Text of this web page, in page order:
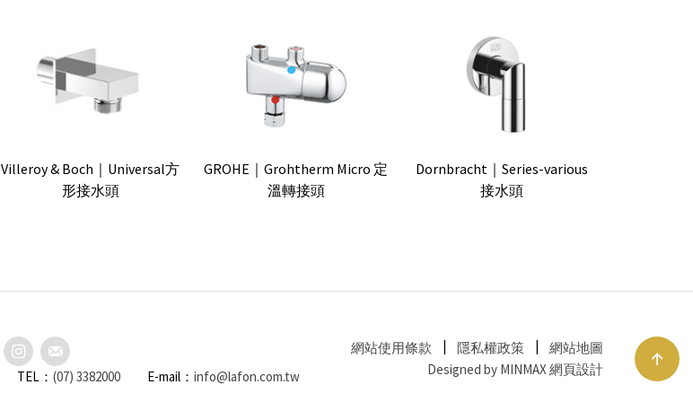
Villeroy & Boch｜Universal方
形接水頭
GROHE｜Grohtherm Micro 定
溫轉接頭
Dornbracht｜Series-various
接水頭
TEL： (07) 3382000 E-mail： info@lafon.com.tw
網站使用條款 隱私權政策
網站地圖
Designed by MINMAX 網頁設計